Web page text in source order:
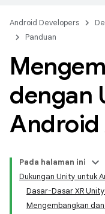
Android Developers
Panduan
dengan
Android
Pada halaman ini
Dukungan Unity untuk
Dasar-Dasar XR Unity
Mengembangkan